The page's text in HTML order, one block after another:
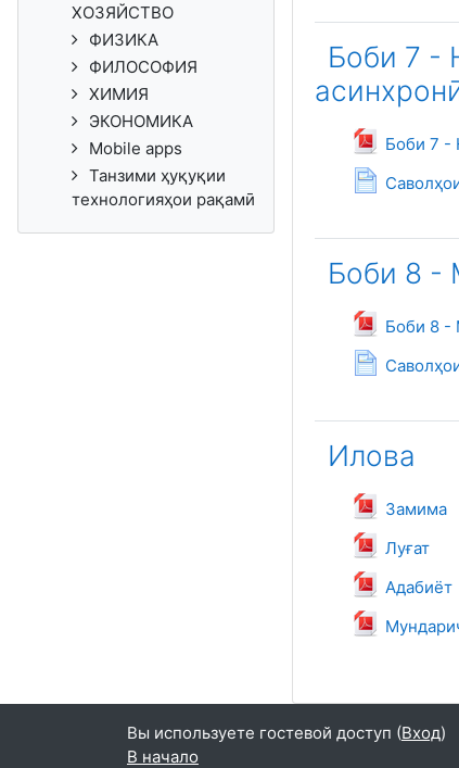
Боби 7 -
Боби 7 -
Боби 8 -
Боби 8 -
Илова
Замима
Файл
Луғат
Файл
Адабиёт
Файл
ХОЗЯЙСТВО
ФИЗИКА
ФИЛОСОФИЯ
ХИМИЯ
ЭКОНОМИКА
Mobile apps
Танзими ҳуқуқии
технологияҳои рақамӣ
Вы используете гостевой доступ (Вход)
В начало